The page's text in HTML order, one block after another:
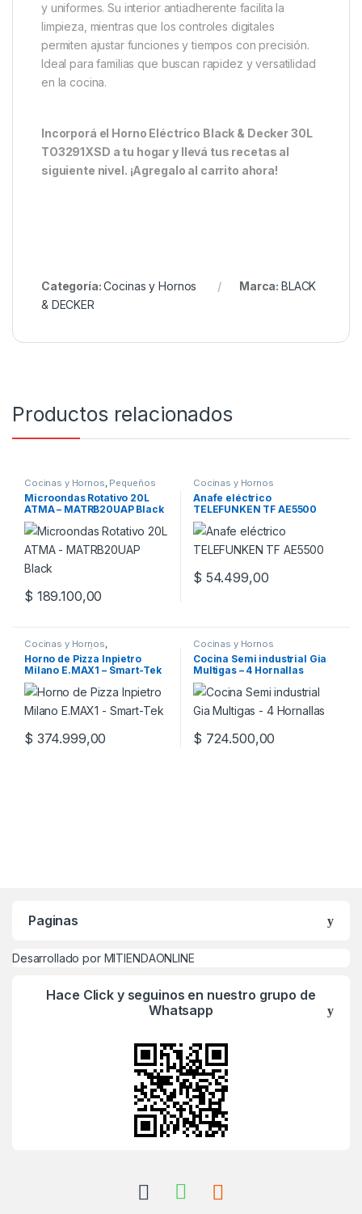
y uniformes. Su interior antiadherente facilita la
limpieza, mientras que los controles digitales
permiten ajustar funciones y tiempos con precisión.
Ideal para familias que buscan rapidez y versatilidad
en la cocina.
Incorporá el Horno Eléctrico Black & Decker 30L
TO3291XSD a tu hogar y llevá tus recetas al
siguiente nivel. ¡Agregalo al carrito ahora!
Categoría:Cocinas y Hornos Marca: BLACK
& DECKER
Productos relacionados
Cocinas y Hornos, Pequeños
Cocina
Microondas Rotativo 20L
ATMA – MATRB20UAP Black
$ 189.100,00
Cocinas y Hornos
Anafe eléctrico
TELEFUNKEN TF AE5500
$ 54.499,00
Cocinas y Hornos
ELECTRODOMÉSTICOS
Horno de Pizza Inpietro
Milano E.MAX1 – Smart-Tek
$ 374.999,00
Cocinas y Hornos
Cocina Semi industrial Gia
Multigas – 4 Hornallas
$ 724.500,00
Paginas
Desarrollado por MITIENDAONLINE
Hace Click y seguinos en nuestro grupo de
Whatsapp